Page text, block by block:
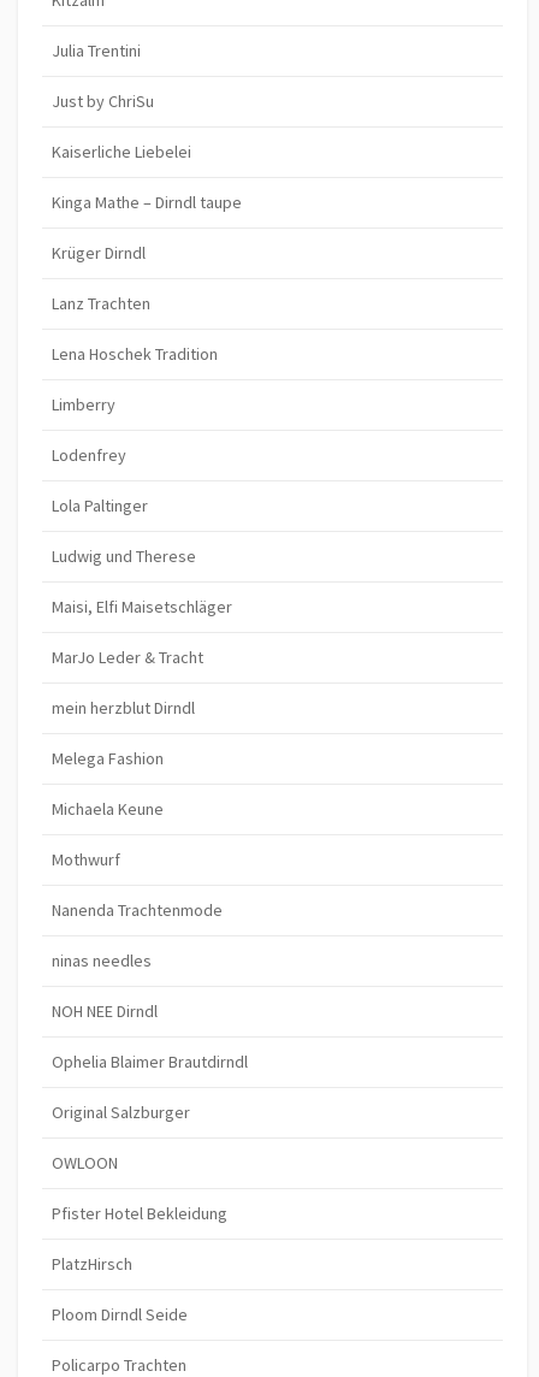
Julia Trentini
Just by ChriSu
Kaiserliche Liebelei
Kinga Mathe – Dirndl taupe
Krüger Dirndl
Lanz Trachten
Lena Hoschek Tradition
Limberry
Lodenfrey
Lola Paltinger
Ludwig und Therese
Maisi, Elfi Maisetschläger
MarJo Leder & Tracht
mein herzblut Dirndl
Melega Fashion
Michaela Keune
Mothwurf
Nanenda Trachtenmode
ninas needles
NOH NEE Dirndl
Ophelia Blaimer Brautdirndl
Original Salzburger
OWLOON
Pfister Hotel Bekleidung
PlatzHirsch
Ploom Dirndl Seide
Policarpo Trachten